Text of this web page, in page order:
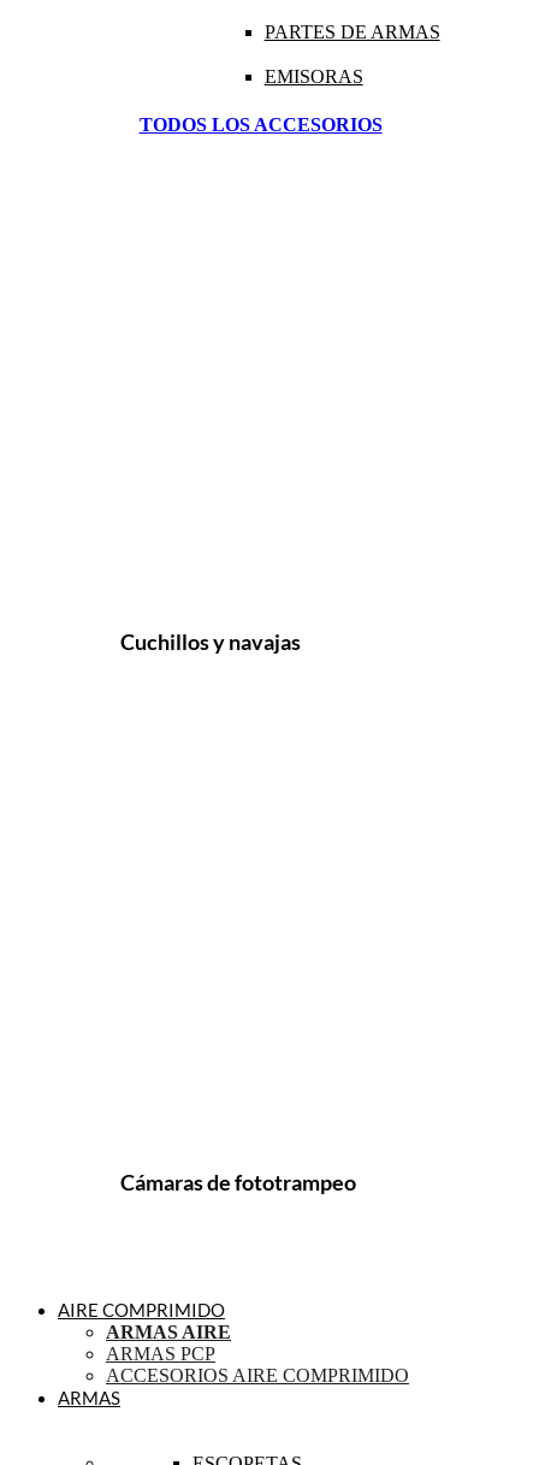
PARTES DE ARMAS
EMISORAS
TODOS LOS ACCESORIOS
Cuchillos y navajas
Cámaras de fototrampeo
AIRE COMPRIMIDO
ARMAS AIRE
ARMAS PCP
ACCESORIOS AIRE COMPRIMIDO
ARMAS